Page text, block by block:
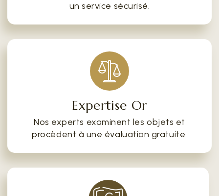
un service sécurisé.
Expertise Or
Nos experts examinent les objets et
procèdent à une évaluation gratuite.